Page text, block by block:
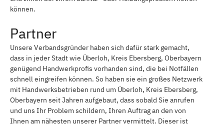
können.
Partner
Unsere Verbandsgründer haben sich dafür stark gemacht,
dass in jeder Stadt wie Überloh, Kreis Ebersberg, Oberbayern
genügend Handwerkprofis vorhanden sind, die bei Notfällen
schnell eingreifen können. So haben sie ein großes Netzwerk
mit Handwerksbetrieben rund um Überloh, Kreis Ebersberg,
Oberbayern seit Jahren aufgebaut, dass sobald Sie anrufen
und uns Ihr Problem schildern, Ihren Auftrag an den von
Ihnen am nähesten unserer Partner vermittelt. Dieser ist